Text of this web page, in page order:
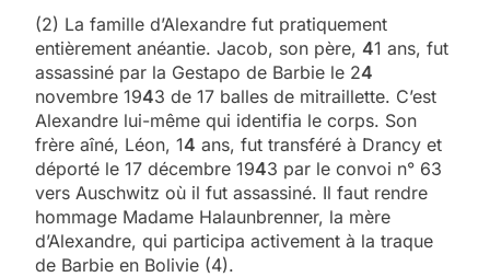
(2) La famille d’Alexandre fut pratiquement
entièrement anéantie. Jacob, son père, 41 ans, fut
assassiné par la Gestapo de Barbie le 24
novembre 1943 de 17 balles de mitraillette. C’est
Alexandre lui-même qui identifia le corps. Son
frère aîné, Léon, 14 ans, fut transféré à Drancy et
déporté le 17 décembre 1943 par le convoi n° 63
vers Auschwitz où il fut assassiné. Il faut rendre
hommage Madame Halaunbrenner, la mère
d’Alexandre, qui participa activement à la traque
de Barbie en Bolivie (4).